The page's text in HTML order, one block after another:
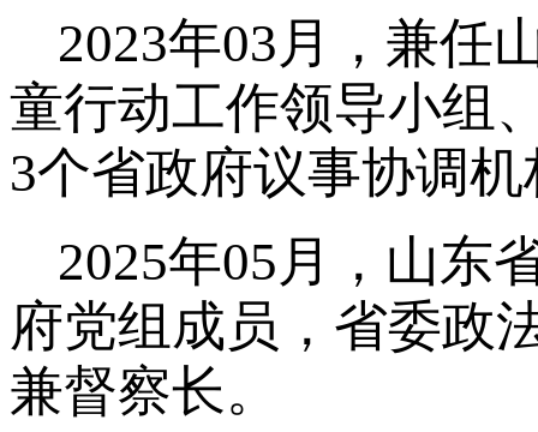
2023年03月，兼任
童行动工作领导小组
3个省政府议事协调
2025年05月，山东
府党组成员，省委政
兼督察长。